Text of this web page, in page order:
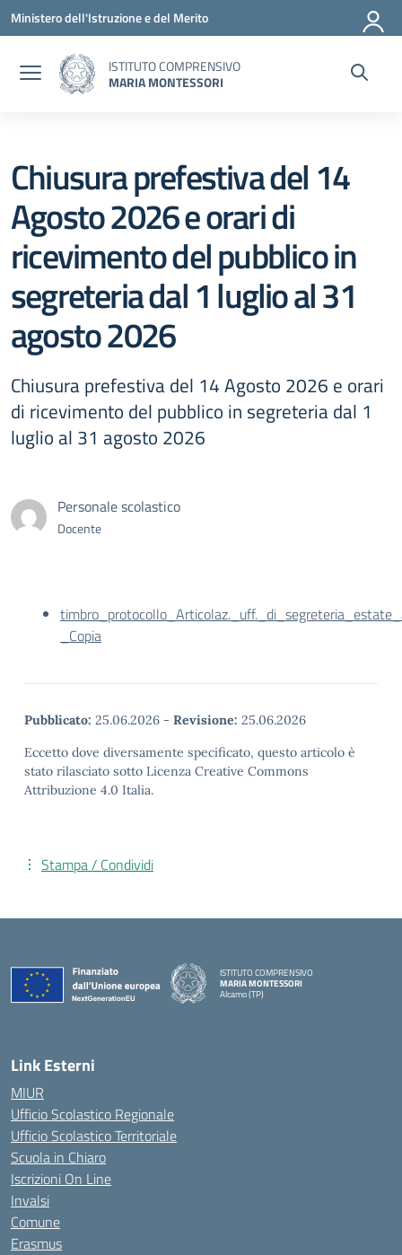
Vai ai contenuti
Vai al menu di navigazione
Vai al footer
Ministero dell'Istruzione e del Merito
ISTITUTO COMPRENSIVO
MARIA MONTESSORI
Chiusura prefestiva del 14
Agosto 2026 e orari di
ricevimento del pubblico in
segreteria dal 1 luglio al 31
agosto 2026
Chiusura prefestiva del 14 Agosto 2026 e orari
di ricevimento del pubblico in segreteria dal 1
luglio al 31 agosto 2026
Personale scolastico
Docente
_Copia
Pubblicato: 25.06.2026 - Revisione: 25.06.2026
Eccetto dove diversamente specificato, questo articolo è
stato rilasciato sotto Licenza Creative Commons
Attribuzione 4.0 Italia.
Stampa / Condividi
ISTITUTO COMPRENSIVO
MARIA MONTESSORI
Alcamo (TP)
Link Esterni
MIUR
Ufficio Scolastico Regionale
Ufficio Scolastico Territoriale
Scuola in Chiaro
Iscrizioni On Line
Invalsi
Comune
Erasmus